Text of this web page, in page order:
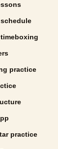
practice
practice